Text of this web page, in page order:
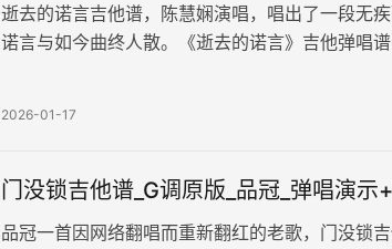
逝去的诺言吉他谱，陈慧娴演唱，唱出了一段无
诺言与如今曲终人散。《逝去的诺言》吉他弹唱
2026-01-17
门没锁吉他谱_G调原版_品冠_弹唱演示
品冠一首因网络翻唱而重新翻红的老歌，门没锁